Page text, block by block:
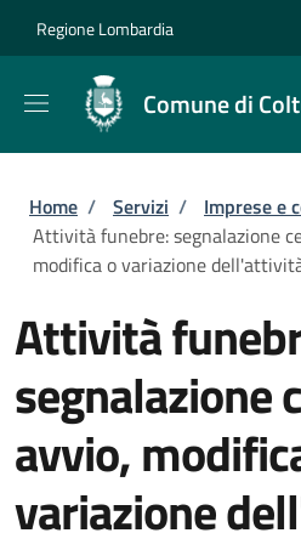
Regione Lombardia
Comune di
Briciole di pane
Home / Servizi / Imprese e
Attività funebre: segnalazione
modifica o variazione
Attività
segnalazione
avvio,
variazione